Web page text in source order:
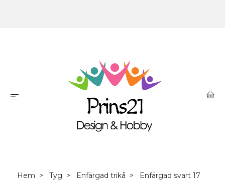
Hem Tyg Enfärgad trikå Enfärgad svart 17